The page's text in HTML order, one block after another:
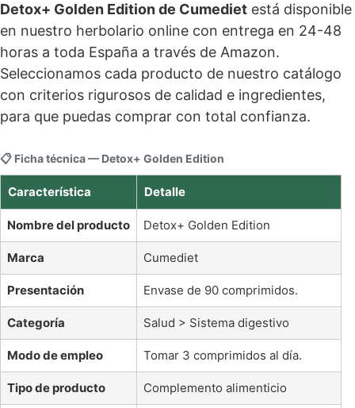
Detox+ Golden Edition de Cumediet está disponible
en nuestro herbolario online con entrega en 24-48
horas a toda España a través de Amazon.
Seleccionamos cada producto de nuestro catálogo
con criterios rigurosos de calidad e ingredientes,
para que puedas comprar con total confianza.
📋 Ficha técnica — Detox+ Golden Edition
Característica Detalle
Nombre del producto Detox+ Golden Edition
Marca Cumediet
Presentación Envase de 90 comprimidos.
Categoría Salud > Sistema digestivo
Modo de empleo Tomar 3 comprimidos al día.
Tipo de producto Complemento alimenticio